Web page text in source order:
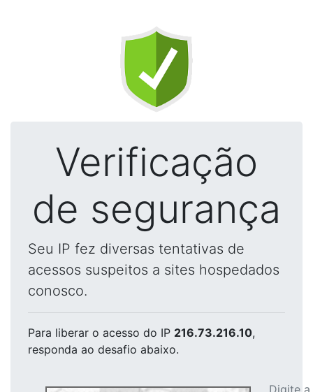
Verificação
de segurança
Seu IP fez diversas tentativas de
acessos suspeitos a sites hospedados
conosco.
Para liberar o acesso do IP 216.73.216.10,
responda ao desafio abaixo.
Digite